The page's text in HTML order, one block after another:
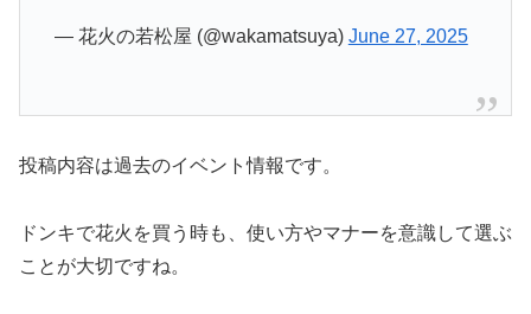
— 花火の若松屋 (@wakamatsuya) June 27, 2025
投稿内容は過去のイベント情報です。
ドンキで花火を買う時も、使い方やマナーを意識して選ぶ
ことが大切ですね。